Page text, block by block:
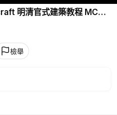
明清官式建築教程 MC中
了你也會！明月清輝·基礎篇
輝】【太學】
檢舉